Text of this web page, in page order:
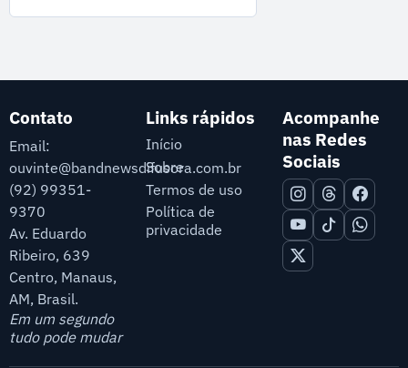
Contato
Email:
ouvinte@bandnewsdifusora.com.br
(92) 99351-
9370
Av. Eduardo
Ribeiro, 639
Centro, Manaus,
AM, Brasil.
Em um segundo
tudo pode mudar
Links rápidos
Início
Sobre
Termos de uso
Política de
privacidade
Acompanhe
nas Redes
Sociais